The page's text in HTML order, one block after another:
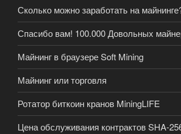
Сколько можно заработать на
Спасибо вам! 100.000 Довольных
Майнинг в браузере Soft Mining
Майнинг или торговля
Ротатор биткоин кранов MiningLIFE
Цена обслуживания контрактов SHA-